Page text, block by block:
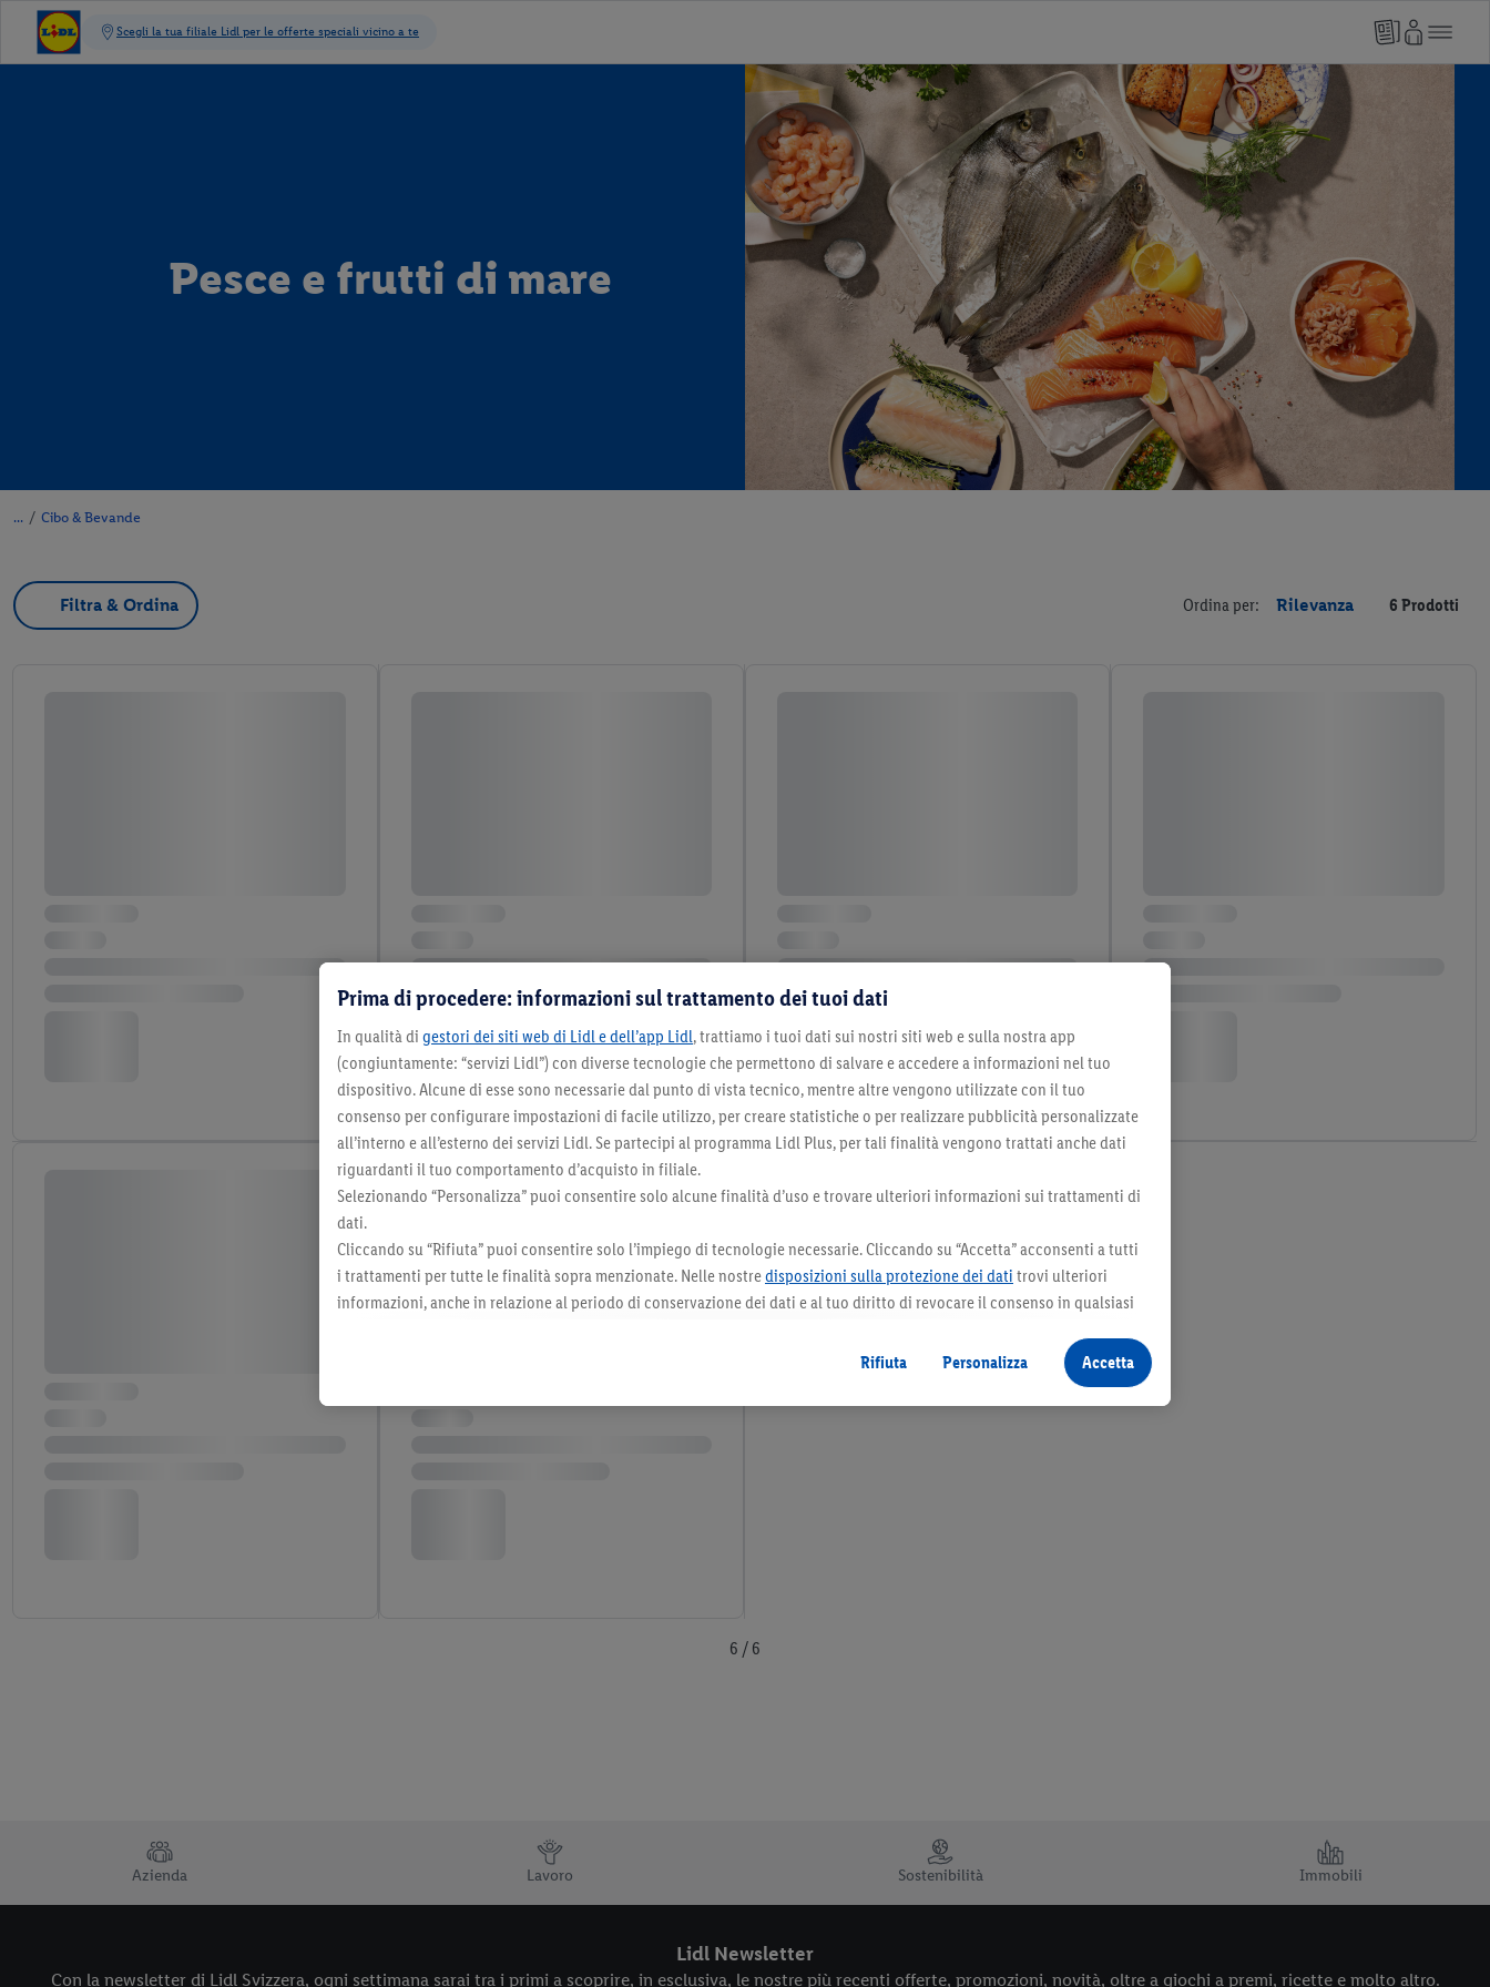
Pesce e frutti di mare
/ Cibo & Bevande
Filtra & Ordina Ordina per: Rilevanza 6 Prodotti
6 / 6
Azienda Lavoro Sostenibilità Immobili
Lidl Newsletter
Con la newsletter di Lidl Svizzera, ogni settimana sarai tra i primi a scoprire, in esclusiva, le nostre più recenti offerte, promozioni, novità, oltre a giochi a premi, ricette e molto altro.
Prima di procedere: informazioni sul trattamento dei tuoi dati
In qualità di gestori dei siti web di Lidl e dell’app Lidl, trattiamo i tuoi dati sui nostri siti web e sulla nostra app
(congiuntamente: “servizi Lidl”) con diverse tecnologie che permettono di salvare e accedere a informazioni nel tuo
dispositivo. Alcune di esse sono necessarie dal punto di vista tecnico, mentre altre vengono utilizzate con il tuo
consenso per configurare impostazioni di facile utilizzo, per creare statistiche o per realizzare pubblicità personalizzate
all’interno e all’esterno dei servizi Lidl. Se partecipi al programma Lidl Plus, per tali finalità vengono trattati anche dati
riguardanti il tuo comportamento d’acquisto in filiale.
Selezionando “Personalizza” puoi consentire solo alcune finalità d’uso e trovare ulteriori informazioni sui trattamenti di
dati.
Cliccando su “Rifiuta” puoi consentire solo l’impiego di tecnologie necessarie. Cliccando su “Accetta” acconsenti a tutti
i trattamenti per tutte le finalità sopra menzionate. Nelle nostredisposizioni sulla protezione dei dati trovi ulteriori
informazioni, anche in relazione al periodo di conservazione dei dati e al tuo diritto di revocare il consenso in qualsiasi
Rifiuta
Personalizza Accetta